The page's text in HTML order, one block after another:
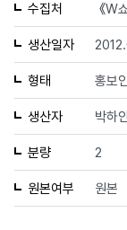
수집처 《W
생산일자
형태 홍보
생산자 박하
분량 2
원본여부 원본